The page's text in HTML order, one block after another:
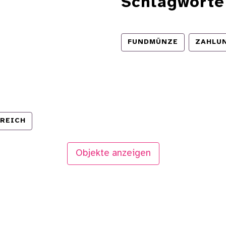
FUNDMÜNZE
Objekte anzeigen